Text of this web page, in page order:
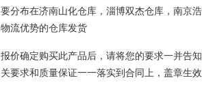
要分布在济南山化仓库，淄博双杰仓库，南京
物流优势的仓库发货
报价确定购买此产品后，请将您的要求一并告
关要求和质量保证一一落实到合同上，盖章生